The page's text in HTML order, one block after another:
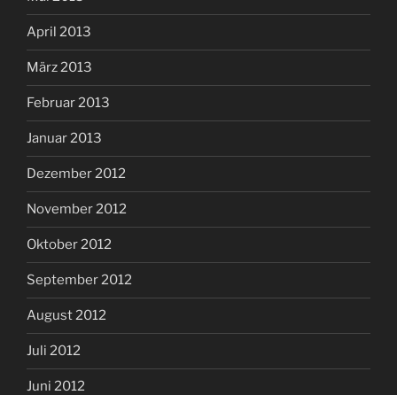
April 2013
März 2013
Februar 2013
Januar 2013
Dezember 2012
November 2012
Oktober 2012
September 2012
August 2012
Juli 2012
Juni 2012